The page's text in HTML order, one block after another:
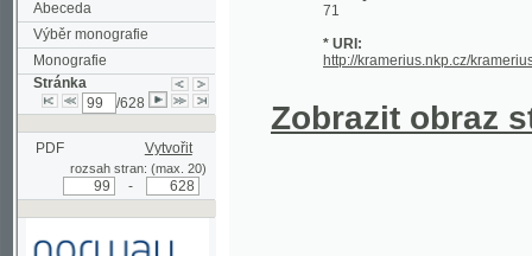
Výběr monografie
Monografie
Stránka
/628
PDF Vytvořit
rozsah stran: (max. 20)
* URI:
http://kramerius.nkp.cz/kramerius/